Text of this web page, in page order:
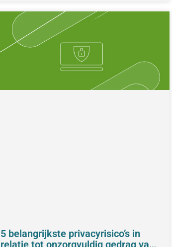
5 belangrijkste privacyrisico’s in
relatie tot onzorgvuldig gedrag van